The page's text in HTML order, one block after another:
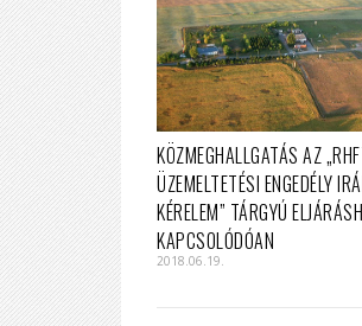
KÖZMEGHALLGATÁS AZ
ÜZEMELTETÉSI ENGEDÉLY
KÉRELEM” TÁRGYÚ
KAPCSOLÓDÓAN
2018.06.19.